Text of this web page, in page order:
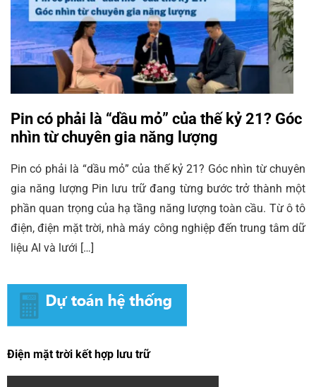
Pin có phải là “dầu mỏ” của thế kỷ 21? Góc
nhìn từ chuyên gia năng lượng
Pin có phải là “dầu mỏ” của thế kỷ 21? Góc nhìn từ chuyên
gia năng lượng Pin lưu trữ đang từng bước trở thành một
phần quan trọng của hạ tầng năng lượng toàn cầu. Từ ô tô
điện, điện mặt trời, nhà máy công nghiệp đến trung tâm dữ
liệu AI và lưới […]
Điện mặt trời kết hợp lưu trữ